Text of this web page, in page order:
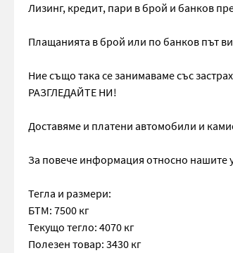
Лизинг, кредит, пари в брой и банков
Плащанията в брой или по банков път
Ние също така се занимаваме със
РАЗГЛЕДАЙТЕ НИ!
Доставяме и платени автомобили и
За повече информация относно нашите
Тегла и размери:
БТМ: 7500 кг
Текущо тегло: 4070 кг
Полезен товар: 3430 кг